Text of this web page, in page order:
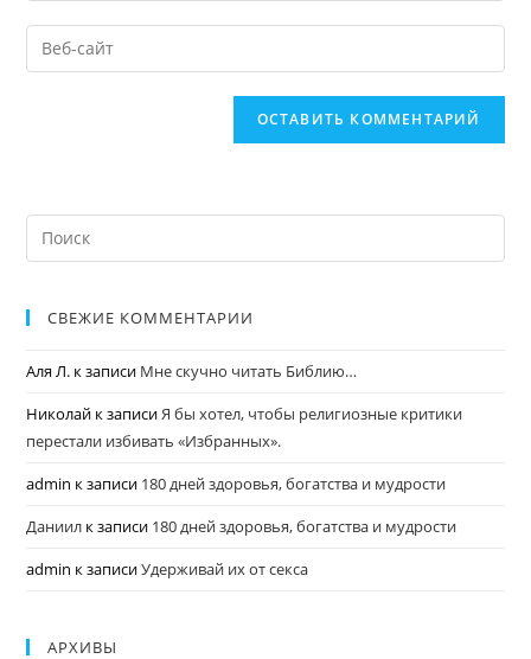
СВЕЖИЕ КОММЕНТАРИИ
Аля Л. к записи Мне скучно читать Библию…
Николай к записиЯ бы хотел, чтобы религиозные критики
перестали избивать «Избранных».
admin к записи 180 дней здоровья, богатства и мудрости
Даниил к записи 180 дней здоровья, богатства и мудрости
admin к записиУдерживай их от секса
АРХИВЫ